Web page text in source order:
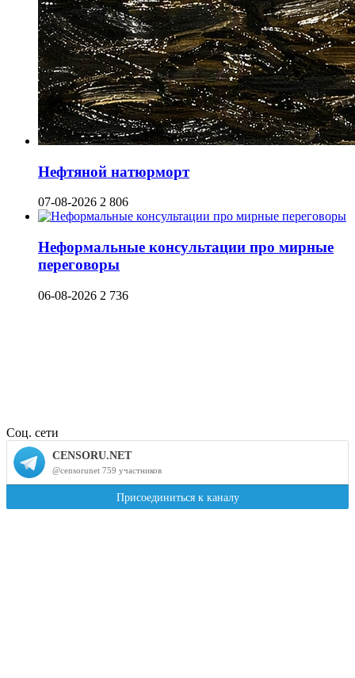
Нефтяной натюрморт
07-08-2026 2 806
Неформальные консультации про мирные
переговоры
06-08-2026 2 736
Соц. сети